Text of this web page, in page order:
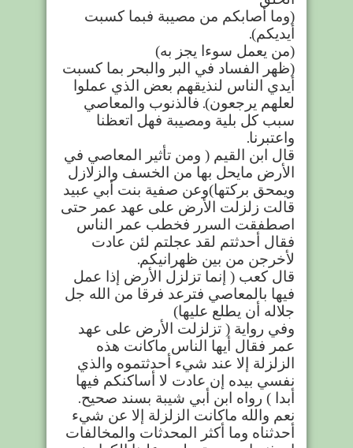
(وما أصابكم من مصيبة فبما كسبت
أيديكم).
(من يعمل سوءا يجز به)
(ظهر الفساد في البر والبحر بما كسبت
أيدي الناس لنذيقهم بعض الذي عملوا
لعلهم يرجعون). فالذنوب والمعاصي
سبب كل بلية ومصيبة فهل اتعظنا
واعتبرنا.
قال ابن القيم ( ومن تأثير المعاصي في
الأرض مايحل بها من الخسف والزلازل
ويمحق بركتها)وعن صفية بنت أبي عبيد
قالت زلزلت الأرض على عهد عمر حتى
اصطفقت السرر فخطب عمر الناس
فقال أحدثتم لقد عجلتم لئن عادت
لأخرجن من بين ظهرانيكم.
قال كعب ( إنما تزلزل الأرض إذا عمل
فيها بالمعاصي فترعد فرقا من الله جل
جلاله أن يطلع عليها)
وفي رواية ( تزلزلت الأرض على عهد
عمر فقال أيها الناس ماكانت هذه
الزلزلة إلا عند شيء أحدثتموه والذي
نفسي بيده إن عادت لا أساكنكم فيها
أبدا ) رواه ابن أبي شيبة بسند صحيح.
نعم والله ماكانت الزلزلة إلا عن شيء
أحدثناه وما أكثر المحدثات والمخالفات